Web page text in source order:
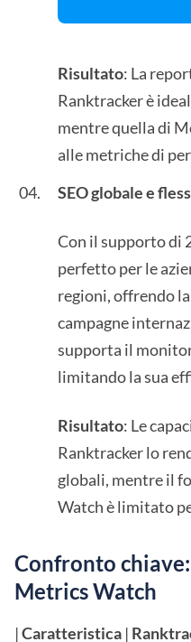
Risultato: La
Ranktracker è
mentre quella di
alle metriche di
SEO globale e
Con il supporto di
perfetto per le
regioni, offrendo
campagne
supporta il
limitando la sua
Risultato: Le
Ranktracker lo
globali, mentre il
Watch è limitato
Confronto
Metrics Watch
|Caratteristica |